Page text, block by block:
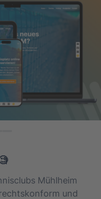
Mühlheim
und